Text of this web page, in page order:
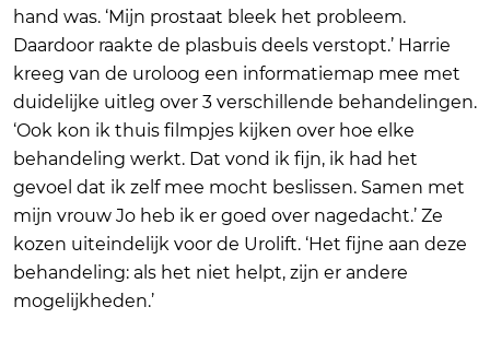
hand was. ‘Mijn prostaat bleek het probleem.
Daardoor raakte de plasbuis deels verstopt.’ Harrie
kreeg van de uroloog een informatiemap mee met
duidelijke uitleg over 3 verschillende behandelingen.
‘Ook kon ik thuis filmpjes kijken over hoe elke
behandeling werkt. Dat vond ik fijn, ik had het
gevoel dat ik zelf mee mocht beslissen. Samen met
mijn vrouw Jo heb ik er goed over nagedacht.’ Ze
kozen uiteindelijk voor de Urolift. ‘Het fijne aan deze
behandeling: als het niet helpt, zijn er andere
mogelijkheden.’